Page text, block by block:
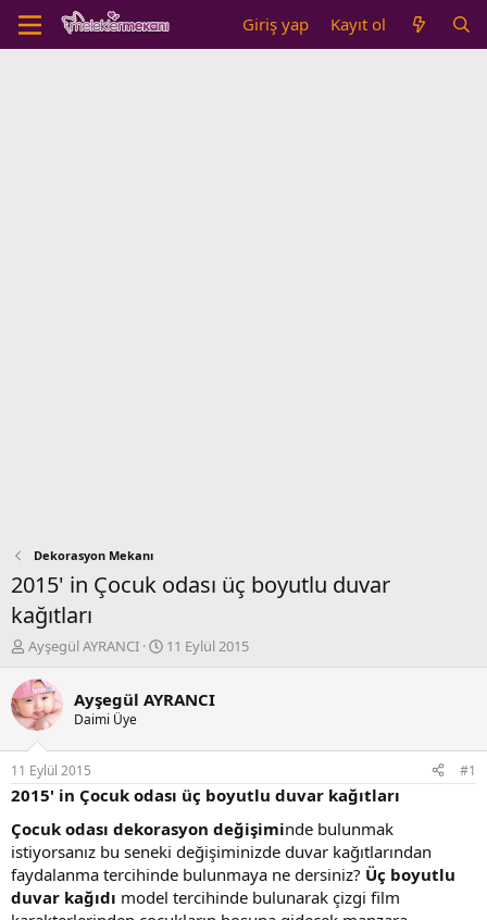
Giriş yap Kayıt ol
Dekorasyon Mekanı
2015' in Çocuk odası üç boyutlu duvar
kağıtları
K
n
b
u
y
u
b
a
l
a
t
a
Ayşegül AYRANCI
B
l
ı
ç
a
r
i
h
11 Eylül 2015
Ayşegül AYRANCI
Daimi Üye
11 Eylül 2015 #1
2015' in Çocuk odası üç boyutlu duvar kağıtları
Çocuk odası dekorasyon değişiminde bulunmak
istiyorsanız bu seneki değişiminizde duvar kağıtlarından
faydalanma tercihinde bulunmaya ne dersiniz? Üç boyutlu
duvar kağıdı model tercihinde bulunarak çizgi film